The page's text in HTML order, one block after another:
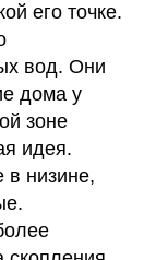
его точке.
вод. Они
дома у
зоне
идея.
в низине,